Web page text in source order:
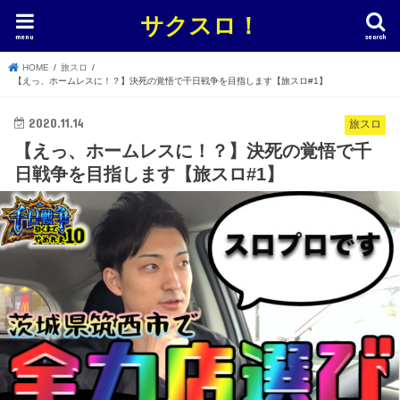
サクスロ！ search
menu
HOME
旅スロ
【えっ、ホームレスに！？】決死の覚悟で千日戦争を目指します【旅スロ#1】
旅スロ
2020.11.14
【えっ、ホームレスに！？】決死の覚悟で千
日戦争を目指します【旅スロ#1】